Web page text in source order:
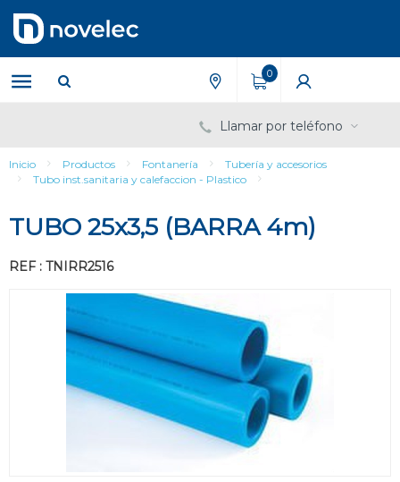
contenido
menú
de
navegación
0
Llamar por teléfono
Inicio Productos Fontanería
Tubería y accesorios
Tubo inst.sanitaria y calefaccion - Plastico
TUBO 25x3,5 (BARRA 4m)
REF : TNIRR2516